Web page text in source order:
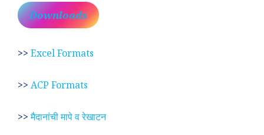
Downloads
>> Excel Formats
>> ACP Formats
>>मैदानांची मापे व रेखाटन